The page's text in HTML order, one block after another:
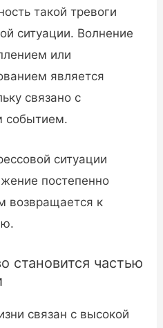
такой тревоги
ситуации. Волнение
или
является
связано с
событием.
ситуации
постепенно
возвращается к
становится частью
связан с высокой